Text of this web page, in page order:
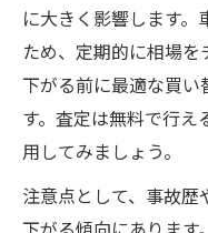
に大きく影響します
ため、定期的に相場
下がる前に最適な買い
す。査定は無料で行
用してみましょう。
注意点として、事故